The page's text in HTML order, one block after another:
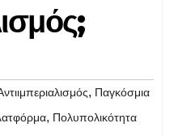
, Παγκόσμια
, Πολυπολικότητα